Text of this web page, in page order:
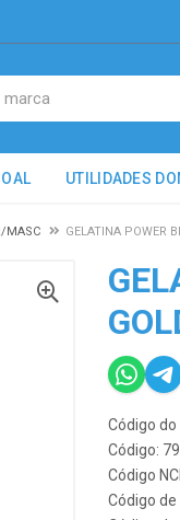
UTILIDADES
MASC GELATINA POWER
Código
Código:
Código
Código